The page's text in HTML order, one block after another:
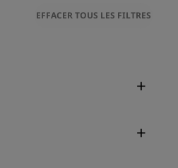
EFFACER TOUS LES FILTRES